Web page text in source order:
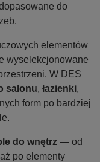
do
elementów
wyselekcjonowane
W DES
salonu, łazienki,
form po bardziej
do wnętrz — od
po elementy